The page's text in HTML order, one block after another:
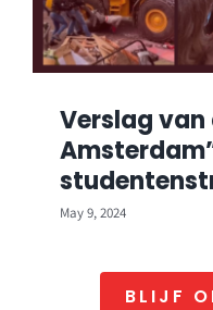
Verslag van
May 9, 2024
BLIJF